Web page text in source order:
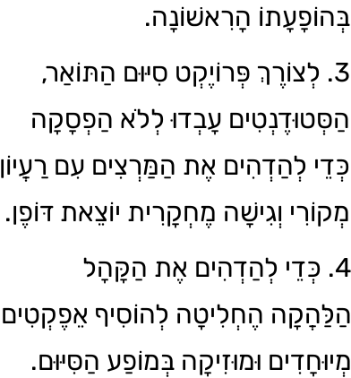
בְּהוֹפָעָתוֹ הָרִאשׁוֹנָה.
3. לְצוֹרֶךְ פְּרוֹיֶקְט סִיּוּם הַתּוֹאַר,
הַסְּטוּדֶנְטִים עָבְדוּ לְלֹא הַפְסָקָה
כְּדֵי לְהַדְהִים אֶת הַמַּרְצִים עִם רַעֲיוֹן
מְקוֹרִי וְגִישָׁה מֶחְקָרִית יוֹצֵאת דּוֹפֶן.
4. כְּדֵי לְהַדְהִים אֶת הַקָּהָל
הַלַּהֲקָה הֶחְלִיטָה לְהוֹסִיף אֵפֶקְטִים
מְיוּחָדִים וּמוּזִיקָה בְּמוֹפַע הַסִּיּוּם.